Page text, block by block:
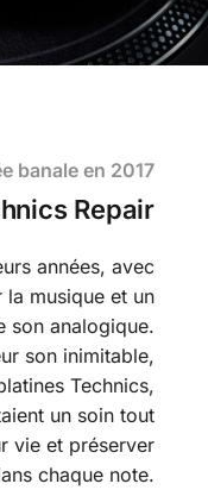
banale en 2017
Repair
années, avec
la musique et un
son analogique.
son inimitable,
Technics,
un soin tout
vie et préserver
chaque note.